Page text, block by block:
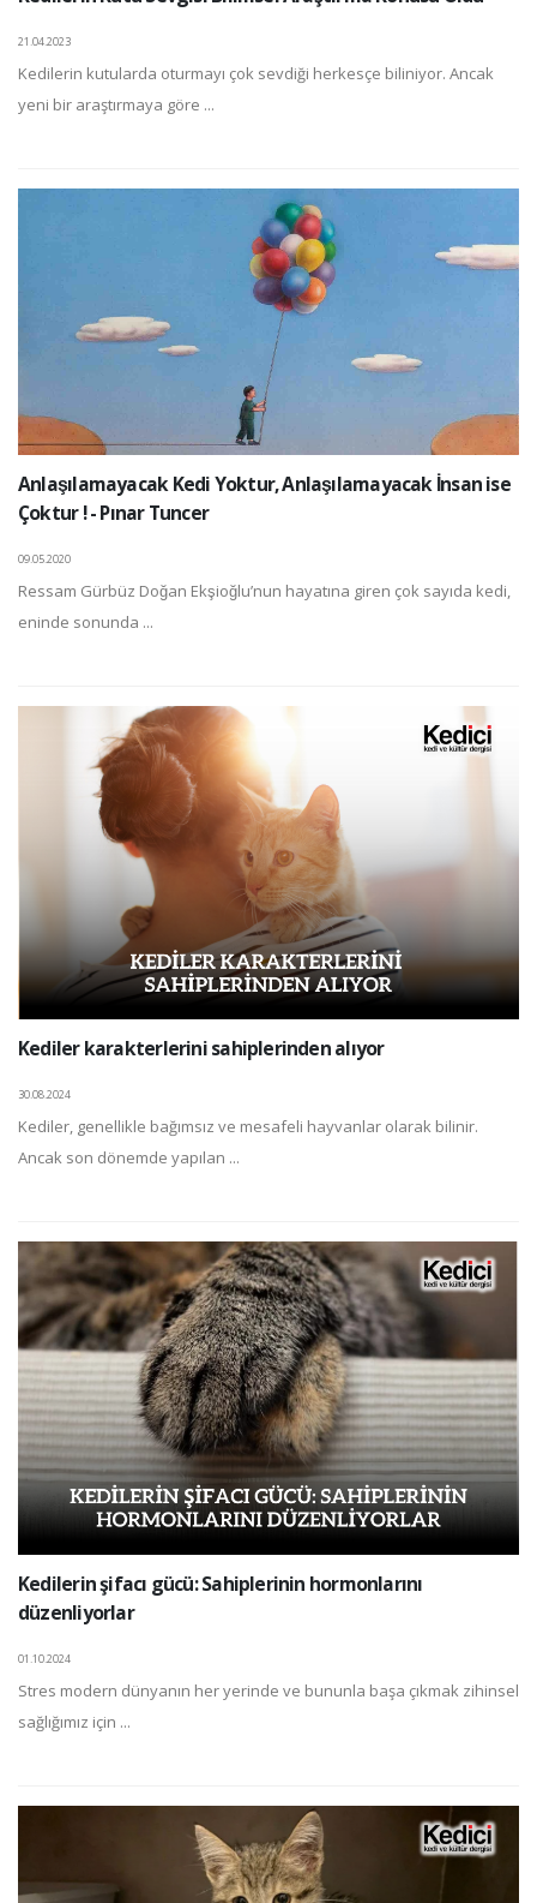
21.04.2023
Kedilerin kutularda oturmayı çok sevdiği herkesçe biliniyor. Ancak
yeni bir araştırmaya göre ...
Anlaşılamayacak Kedi Yoktur, Anlaşılamayacak İnsan ise
Çoktur ! - Pınar Tuncer
09.05.2020
Ressam Gürbüz Doğan Ekşioğlu’nun hayatına giren çok sayıda kedi,
eninde sonunda ...
Kediler karakterlerini sahiplerinden alıyor
30.08.2024
Kediler, genellikle bağımsız ve mesafeli hayvanlar olarak bilinir.
Ancak son dönemde yapılan ...
Kedilerin şifacı gücü: Sahiplerinin hormonlarını
düzenliyorlar
01.10.2024
Stres modern dünyanın her yerinde ve bununla başa çıkmak zihinsel
sağlığımız için ...